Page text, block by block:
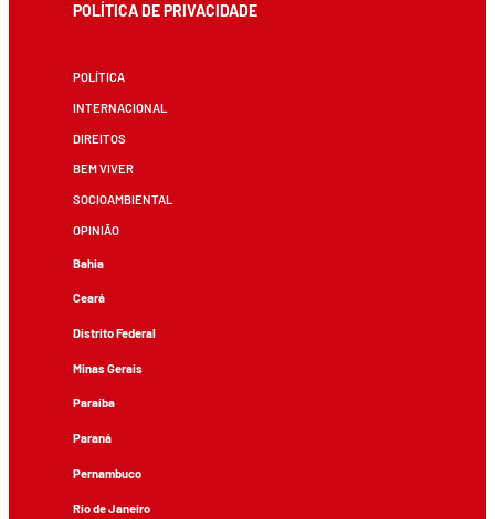
POLÍTICA DE PRIVACIDADE
POLÍTICA
INTERNACIONAL
DIREITOS
BEM VIVER
SOCIOAMBIENTAL
OPINIÃO
Bahia
Ceará
Distrito Federal
Minas Gerais
Paraíba
Paraná
Pernambuco
Rio de Janeiro